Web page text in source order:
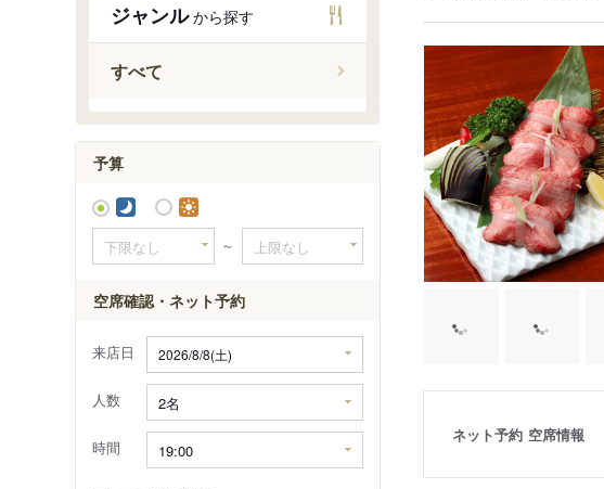
ジャンルから探す
すべて
予算
～
空席確認・ネット予約
来店日
人数
時間
ネット予約 空席情報